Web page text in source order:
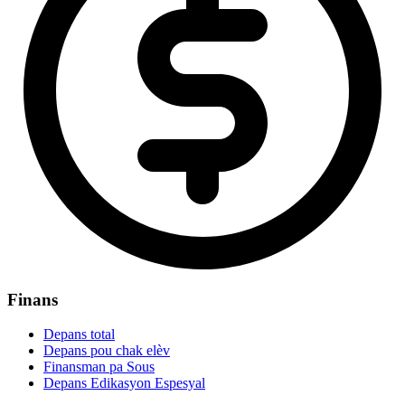
Finans
Depans total
Depans pou chak elèv
Finansman pa Sous
Depans Edikasyon Espesyal